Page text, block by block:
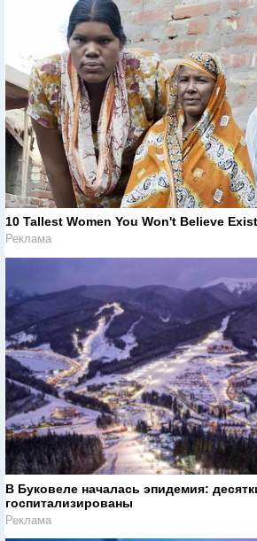
10 Tallest Women You Won't Believe Exist
Реклама
В Буковеле началась эпидемия:
госпитализированы
Реклама